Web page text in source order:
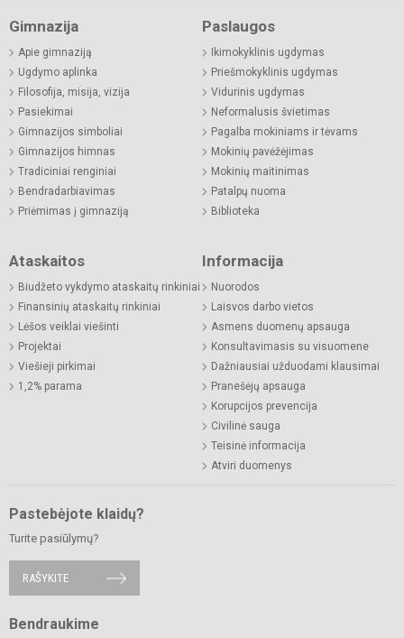
Gimnazija
Apie gimnaziją
Ugdymo aplinka
Filosofija, misija, vizija
Pasiekimai
Gimnazijos simboliai
Gimnazijos himnas
Tradiciniai renginiai
Bendradarbiavimas
Priėmimas į gimnaziją
Paslaugos
Ikimokyklinis ugdymas
Priešmokyklinis ugdymas
Vidurinis ugdymas
Neformalusis švietimas
Pagalba mokiniams ir tėvams
Mokinių pavėžėjimas
Mokinių maitinimas
Patalpų nuoma
Biblioteka
Ataskaitos
Biudžeto vykdymo ataskaitų rinkiniai
Finansinių ataskaitų rinkiniai
Lėšos veiklai viešinti
Projektai
Viešieji pirkimai
1,2% parama
Informacija
Nuorodos
Laisvos darbo vietos
Asmens duomenų apsauga
Konsultavimasis su visuomene
Dažniausiai užduodami klausimai
Pranešėjų apsauga
Korupcijos prevencija
Civilinė sauga
Teisinė informacija
Atviri duomenys
Pastebėjote klaidų?
Turite pasiūlymų?
RAŠYKITE
Bendraukime